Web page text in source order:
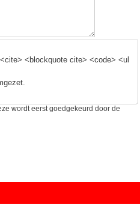
<blockquote cite> <code> <ul
wordt eerst goedgekeurd door de